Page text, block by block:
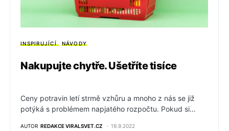
INSPIRUJÍCÍ NÁVODY
Nakupujte chytře. Ušetříte tisíce
Ceny potravin letí strmě vzhůru a mnoho z nás se již
potýká s problémem napjatého rozpočtu. Pokud si…
AUTOR REDAKCE VIRALSVET.CZ 19.9.2022